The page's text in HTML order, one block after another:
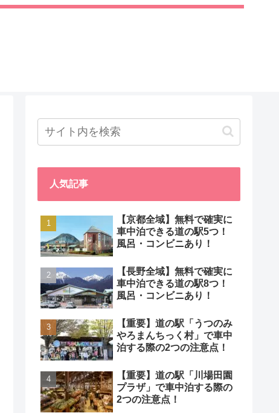
人気記事
【京都全域】無料で確実に
車中泊できる道の駅5つ！
風呂・コンビニあり！
【長野全域】無料で確実に
車中泊できる道の駅8つ！
風呂・コンビニあり！
【重要】道の駅「うつのみ
やろまんちっく村」で車中
泊する際の2つの注意点！
【重要】道の駅「川場田園
プラザ」で車中泊する際の
2つの注意点！